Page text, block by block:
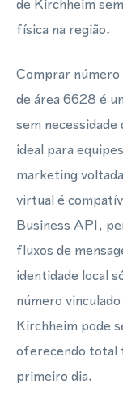
de Kirchheim
física na região.
Comprar
de área 6628 é
sem
ideal para
marketing
virtual é
Business API,
fluxos de
identidade local
número
Kirchheim pode
oferecendo total
primeiro dia.